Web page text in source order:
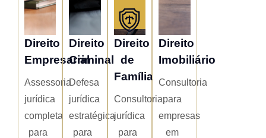
Direito
Empresarial
Assessoria
jurídica
completa
para
Direito
Criminal
Defesa
jurídica
estratégica
para
Direito
de
Família
Consultoria
jurídica
para
Direito
Imobiliário
Consultoria
para
empresas
em